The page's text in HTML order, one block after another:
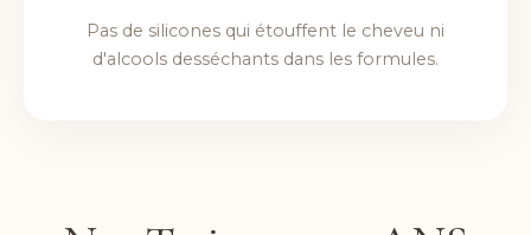
Pas de silicones qui étouffent le cheveu ni
d'alcools desséchants dans les formules.